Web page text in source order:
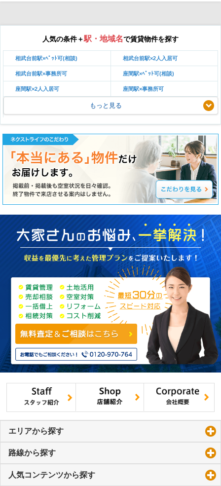
人気の条件＋駅・地域名で賃貸物件を探す
相武台前駅×ﾍﾟｯﾄ可(相談) 相武台前駅×2人入居可
相武台前駅×事務所可 座間駅×ﾍﾟｯﾄ可(相談)
座間駅×2人入居可 座間駅×事務所可
もっと見る
エリアから探す
路線から探す
人気コンテンツから探す